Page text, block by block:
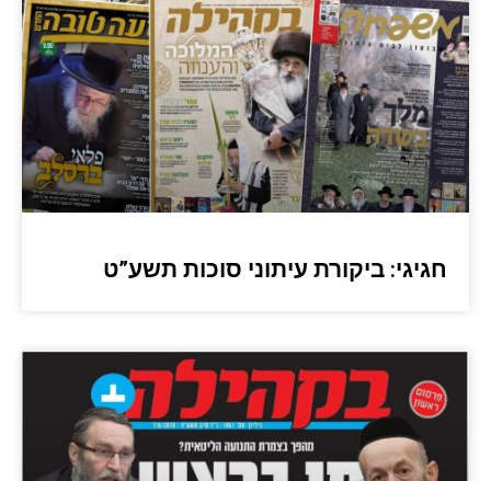
חגיגי: ביקורת עיתוני סוכות תשע”ט